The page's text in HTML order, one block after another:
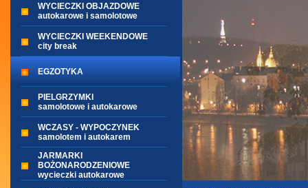
WYCIECZKI OBJAZDOWE
autokarowe i samolotowe
WYCIECZKI WEEKENDOWE
city break
EGZOTYKA
PIELGRZYMKI
samolotowe i autokarowe
WCZASY - WYPOCZYNEK
samolotem i autokarem
JARMARKI
BOŻONARODZENIOWE
wycieczki autokarowe